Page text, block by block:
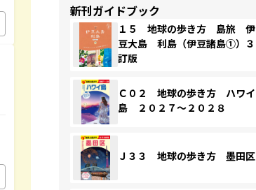
新刊ガイドブック
１５ 地球の歩き方 島旅 伊
豆大島 利島（伊豆諸島①）３
訂版
Ｃ０２ 地球の歩き方 ハワイ
島 ２０２７～２０２８
Ｊ３３ 地球の歩き方 墨田区